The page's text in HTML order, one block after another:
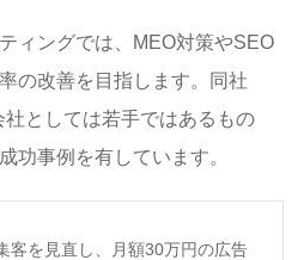
ィングでは、MEO対策やSEO
の改善を目指します。同社
としては若手ではあるもの
功事例を有しています。
客を見直し、月額30万円の広告